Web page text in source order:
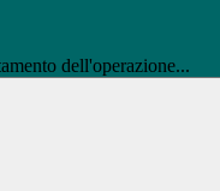
dell'operazione...